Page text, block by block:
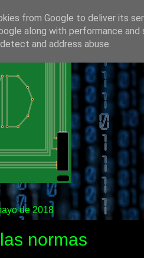
de 2018
normas
from Google to deliver its
along with performance
and address abuse.